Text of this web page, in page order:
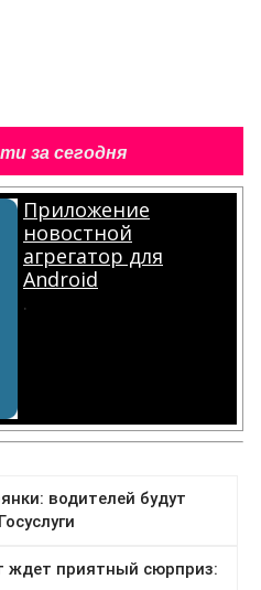
за сегодня
Приложение
новостной
агрегатор для
Android
.